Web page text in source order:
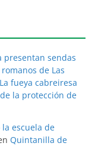
presentan sendas
de Las
fueya cabreiresa
la protección de
escuela de
Quintanilla de